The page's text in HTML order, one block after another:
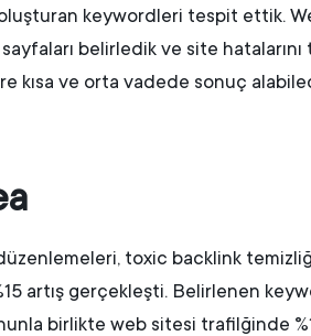
keywordleri tespit ettik.
belirledik ve site
kısa ve orta vadede sonuç
toxic backlink
artış gerçekleşti. Belirlenen
birlikte web sitesi trafilğinde